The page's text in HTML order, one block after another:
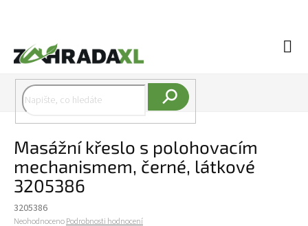
Masážní křeslo s polohovacím
mechanismem, černé, látkové
3205386
3205386
Průměrné hodnocení produktu je 0,0 z 5 hvězdiček.
NeohodnocenoPodrobnosti hodnocení